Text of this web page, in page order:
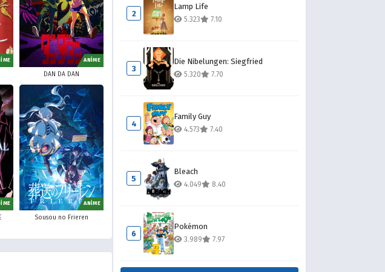
ANİME
DAN DA DAN
ANİME
Sousou no Frieren
1 11.072 8.10
2
Lamp Life
5.323 7.10
3
Die Nibelungen: Siegfried
5.320 7.70
4
Family Guy
4.573 7.40
5
Bleach
4.049 8.40
6
Pokémon
3.989 7.97